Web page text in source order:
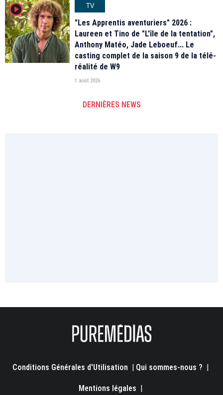
player2
TV
"Les Apprentis aventuriers" 2026 :
Laureen et Tino de "L'île de la tentation",
Anthony Matéo, Jade Leboeuf... Le
casting complet de la saison 9 de la télé-
réalité de W9
1 août 2026
DERNIÈRES NEWS
Conditions Générales d'Utilisation Qui sommes-nous ?
Mentions légales